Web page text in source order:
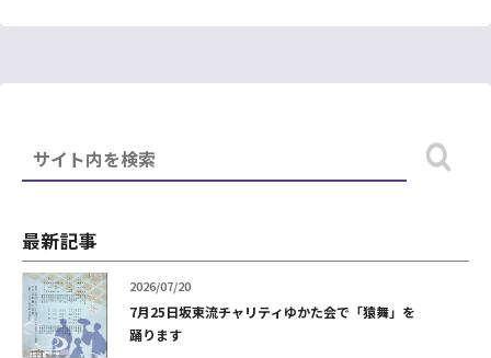
最新記事
2026/07/20
7月25日坂東流チャリティゆかた会で「猿舞」を
踊ります